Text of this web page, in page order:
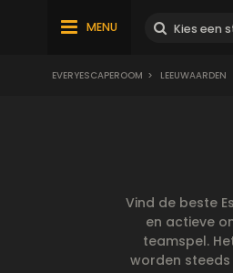
MENU
EVERYESCAPEROOM > LEEUWAARDEN
Vind de beste
en actieve
teamspel.
worden steeds